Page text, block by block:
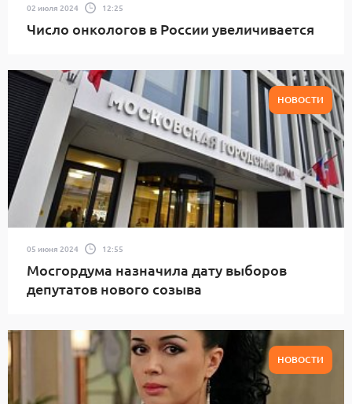
02 июля 2024 12:25
Число онкологов в России увеличивается
НОВОСТИ
05 июня 2024 12:55
Мосгордума назначила дату выборов
депутатов нового созыва
НОВОСТИ